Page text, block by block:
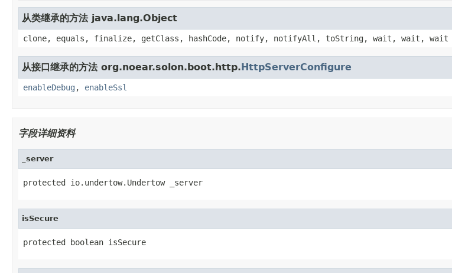
从类继承的方法 java.lang.Object
clone, equals, finalize, getClass, hashCode, notify, notifyAll, toString, wait, wait, wait
从接口继承的方法 org.noear.solon.boot.http.HttpServerConfigure
enableDebug , enableSsl
字段详细资料
_server
protected io.undertow.Undertow _server
isSecure
protected boolean isSecure